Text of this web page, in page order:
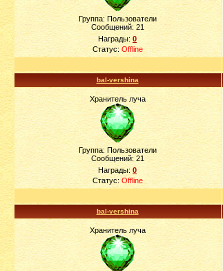
Группа: Пользователи
Сообщений:21
Награды: 0
Статус: Offline
bal-vershina
Хранитель луча
Группа: Пользователи
Сообщений:21
Награды: 0
Статус: Offline
bal-vershina
Хранитель луча